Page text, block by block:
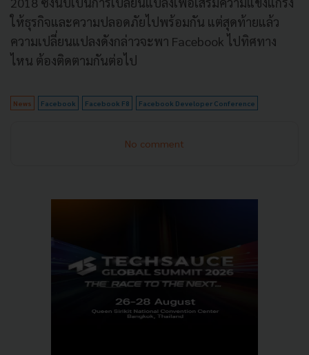
ให้ธุรกิจและความปลอดภัยไปพร้อมกัน แต่สุดท้ายแล้ว
ความเปลี่ยนแปลงดังกล่าวจะพา Facebook ไปทิศทาง
ไหน ต้องติดตามกันต่อไป
News Facebook Facebook F8 Facebook Developer Conference
No comment